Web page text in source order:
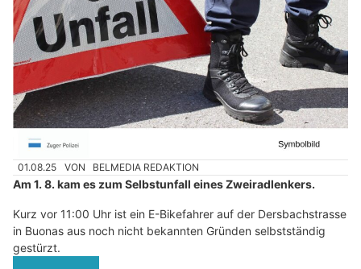
01.08.25 VON BELMEDIA REDAKTION
Am 1. 8. kam es zum Selbstunfall eines Zweiradlenkers.
Kurz vor 11:00 Uhr ist ein E-Bikefahrer auf der Dersbachstrasse
in Buonas aus noch nicht bekannten Gründen selbstständig
gestürzt.